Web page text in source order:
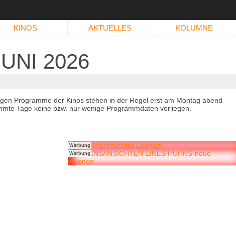
KINOS AKTUELLES KOLUMNE
2026
Programme der Kinos stehen in der Regel erst am Montag abend
Tage keine bzw. nur wenige Programmdaten vorliegen.
Werbung
Werbung